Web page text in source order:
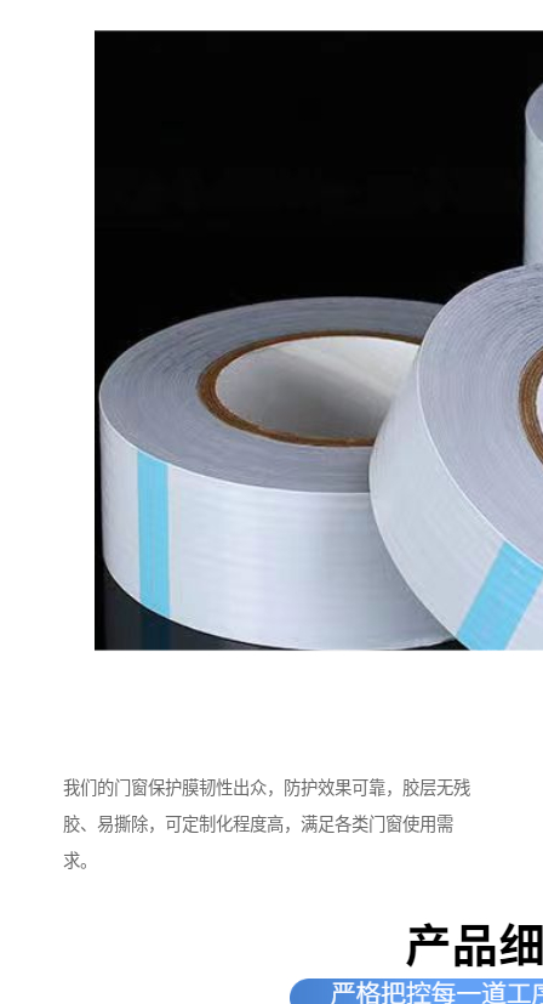
我们的门窗保护膜韧性出众，防护效果可靠，胶层无残
胶、易撕除，可定制化程度高，满足各类门窗使用需
求。